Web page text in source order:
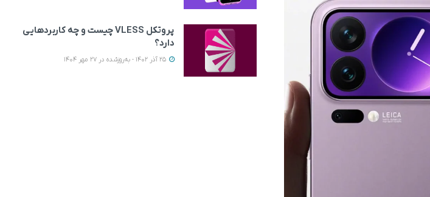
پروتکل VLESS چیست و چه کاربردهایی
دارد؟